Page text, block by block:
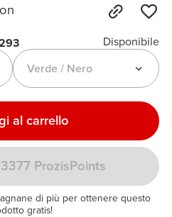
Disponibile
Verde / Nero
al carrello
ProzisPoints
di più per ottenere questo
gratis!